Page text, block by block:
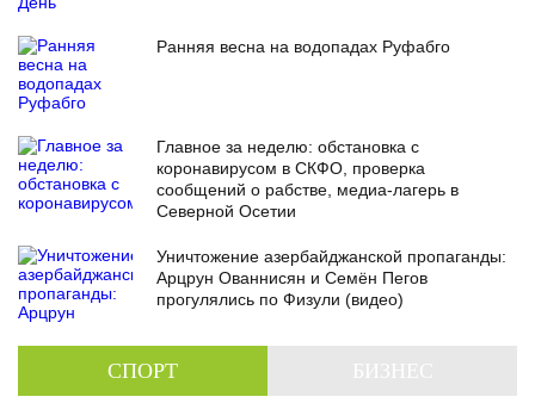
Ранняя весна на водопадах Руфабго
Главное за неделю: обстановка с
коронавирусом в СКФО, проверка
сообщений о рабстве, медиа-лагерь в
Северной Осетии
Уничтожение азербайджанской пропаганды:
Арцрун Ованнисян и Семён Пегов
прогулялись по Физули (видео)
СПОРТ